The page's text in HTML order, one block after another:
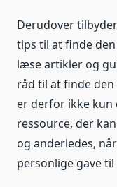
Derudover
tips til at finde
læse artikler og
råd til at finde
er derfor ikke kun
ressource, der
og anderledes,
personlige gave til